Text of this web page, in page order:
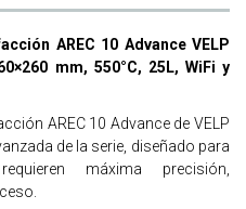
AREC 10 Advance VELP
mm, 550°C, 25L, WiFi y
AREC 10 Advance de VELP
de la serie, diseñado para
máxima precisión,